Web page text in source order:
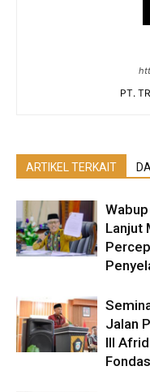
PT.
ARTIKEL TERKAIT
Lanjut
Jalan
III